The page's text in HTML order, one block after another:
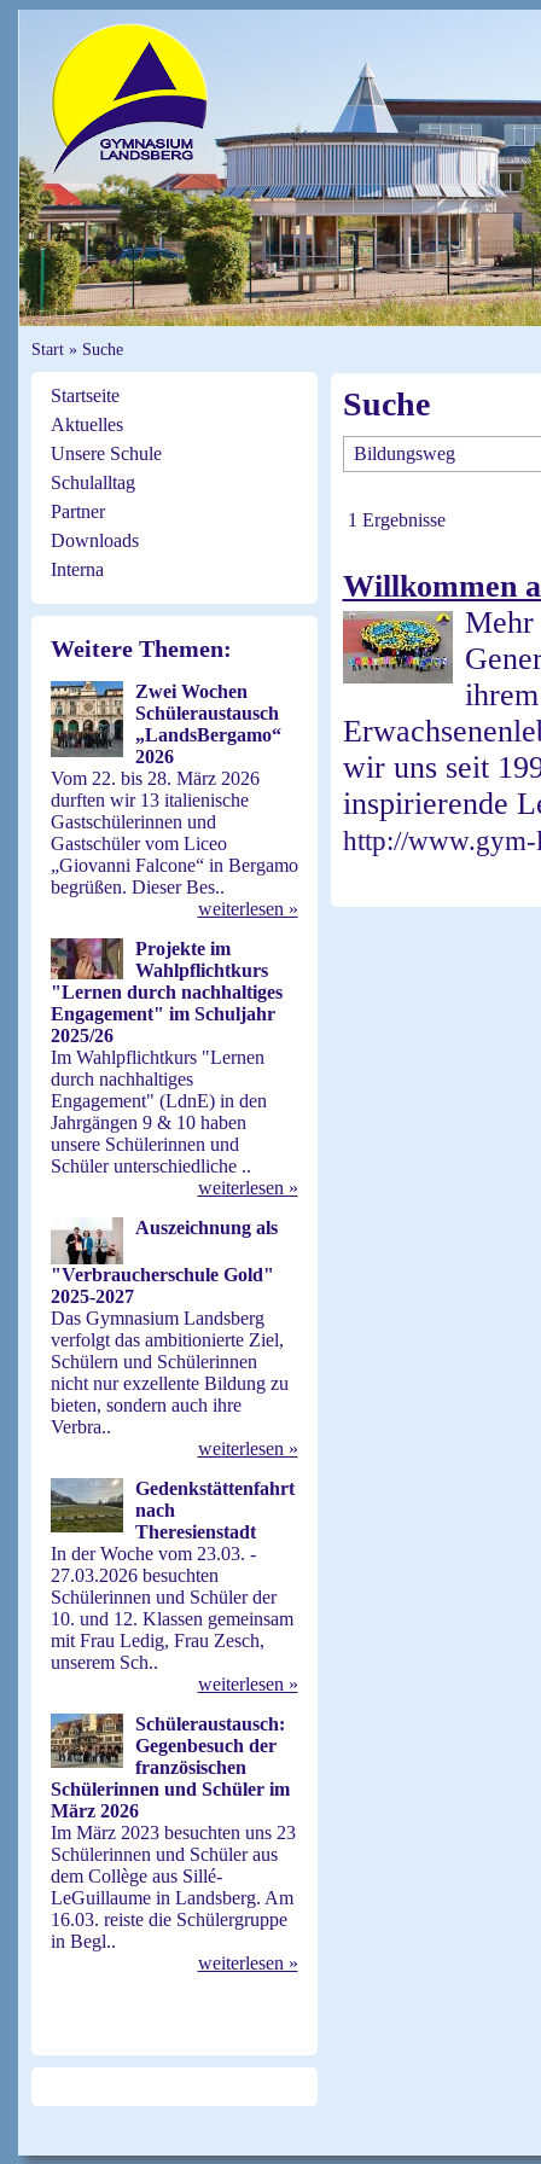
Start» Suche
Startseite
Aktuelles
Unsere Schule
Schulalltag
Partner
Downloads
Interna
Weitere Themen:
Zwei Wochen
Schüleraustausch
„LandsBergamo“
2026
Vom 22. bis 28. März 2026
durften wir 13 italienische
Gastschülerinnen und
Gastschüler vom Liceo
„Giovanni Falcone“ in Bergamo
begrüßen. Dieser Bes..
weiterlesen »
Projekte im
Wahlpflichtkurs
"Lernen durch nachhaltiges
Engagement" im Schuljahr
2025/26
Im Wahlpflichtkurs "Lernen
durch nachhaltiges
Engagement" (LdnE) in den
Jahrgängen 9 & 10 haben
unsere Schülerinnen und
Schüler unterschiedliche ..
weiterlesen »
Auszeichnung als
"Verbraucherschule Gold"
2025-2027
Das Gymnasium Landsberg
verfolgt das ambitionierte Ziel,
Schülern und Schülerinnen
nicht nur exzellente Bildung zu
bieten, sondern auch ihre
Verbra..
weiterlesen »
Gedenkstättenfahrt
nach
Theresienstadt
In der Woche vom 23.03. -
27.03.2026 besuchten
Schülerinnen und Schüler der
10. und 12. Klassen gemeinsam
mit Frau Ledig, Frau Zesch,
unserem Sch..
weiterlesen »
Schüleraustausch:
Gegenbesuch der
französischen
Schülerinnen und Schüler im
März 2026
Im März 2023 besuchten uns 23
Schülerinnen und Schüler aus
dem Collège aus Sillé-
LeGuillaume in Landsberg. Am
16.03. reiste die Schülergruppe
in Begl..
weiterlesen »
Suche
1 Ergebnisse
Willkommen
Mehr
wir uns seit
inspirierende
http://www.gym-